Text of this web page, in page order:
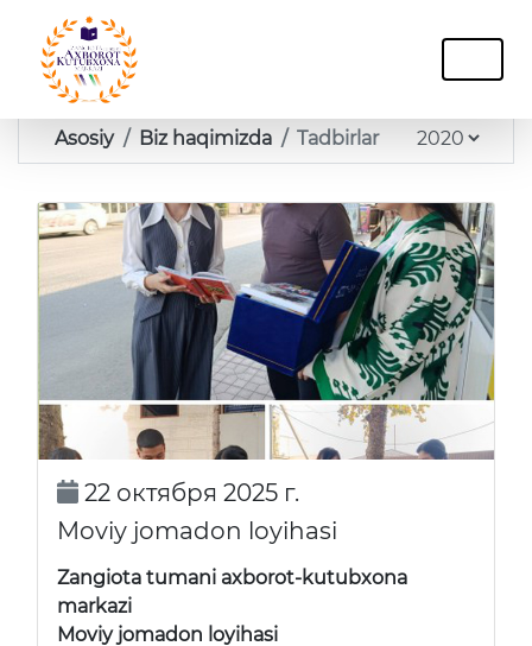
Asosiy Biz haqimizda Tadbirlar
22 октября 2025 г.
Moviy jomadon loyihasi
Zangiota tumani axborot-kutubxona
markazi
Moviy jomadon loyihasi